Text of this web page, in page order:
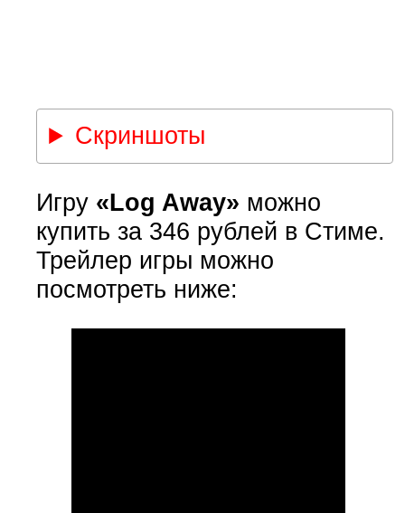
Скриншоты
Игру «Log Away» можно
купить за 346 рублей в Стиме.
Трейлер игры можно
посмотреть ниже: